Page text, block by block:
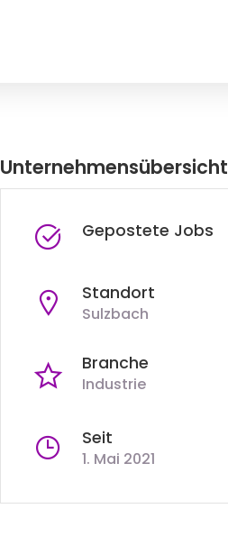
Unternehmensübersicht
Gepostete Jobs
Standort
Sulzbach
Branche
Industrie
Seit
1. Mai 2021